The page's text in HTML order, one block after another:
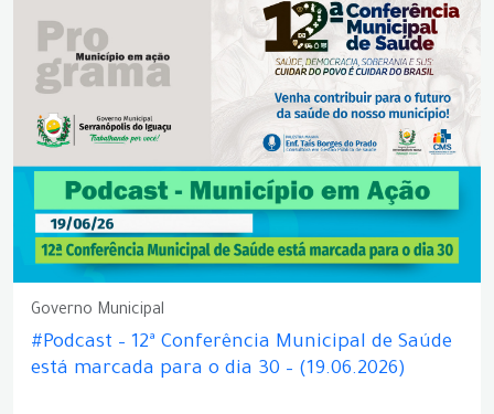
Governo Municipal
#Podcast – 12ª Conferência Municipal de Saúde
está marcada para o dia 30 – (19.06.2026)